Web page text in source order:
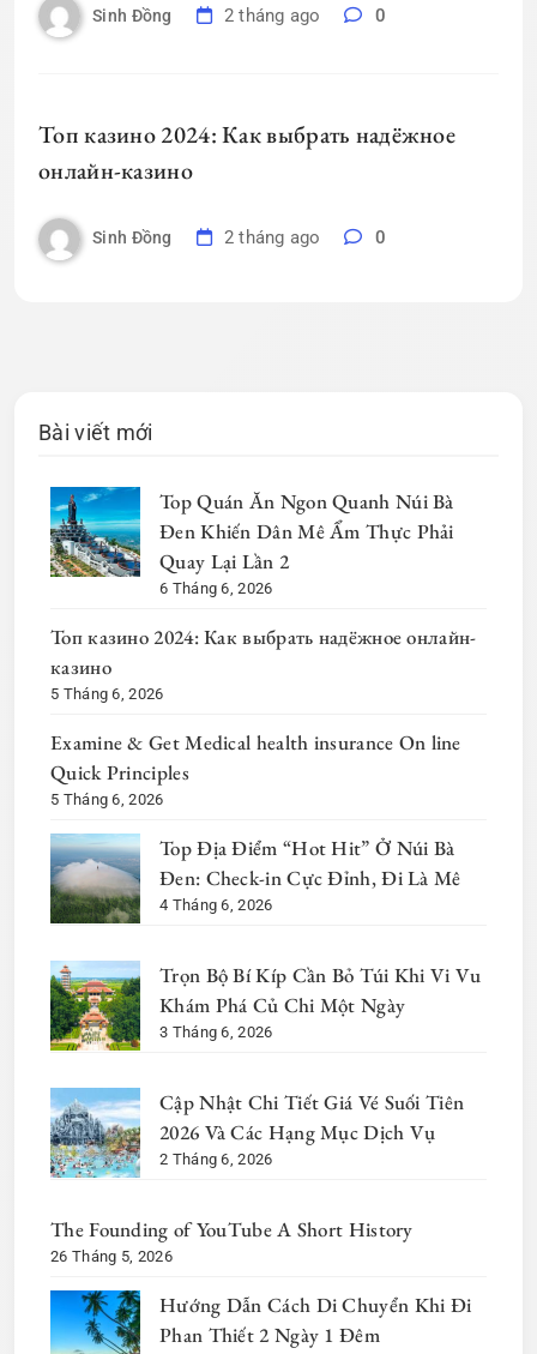
Sinh Đồng 2 tháng ago 0
Топ казино 2024: Как выбрать надёжное
онлайн-казино
Sinh Đồng 2 tháng ago 0
Bài viết mới
Top Quán Ăn Ngon Quanh Núi Bà
Đen Khiến Dân Mê Ẩm Thực Phải
Quay Lại Lần 2
6 Tháng 6, 2026
Топ казино 2024: Как выбрать надёжное онлайн-
казино
5 Tháng 6, 2026
Examine & Get Medical health insurance On line
Quick Principles
5 Tháng 6, 2026
Top Địa Điểm “Hot Hit” Ở Núi Bà
Đen: Check-in Cực Đỉnh, Đi Là Mê
4 Tháng 6, 2026
Trọn Bộ Bí Kíp Cần Bỏ Túi Khi Vi Vu
Khám Phá Củ Chi Một Ngày
3 Tháng 6, 2026
Cập Nhật Chi Tiết Giá Vé Suối Tiên
2026 Và Các Hạng Mục Dịch Vụ
2 Tháng 6, 2026
The Founding of YouTube A Short History
26 Tháng 5, 2026
Hướng Dẫn Cách Di Chuyển Khi Đi
Phan Thiết 2 Ngày 1 Đêm